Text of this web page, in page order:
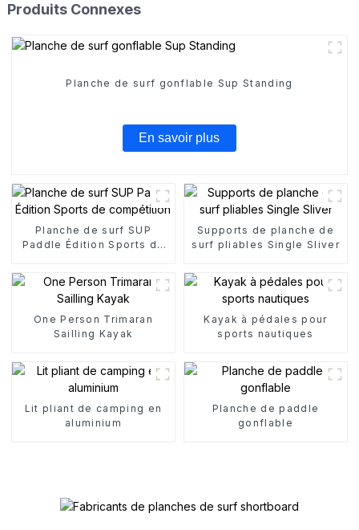
Produits Connexes
Planche de surf gonflable Sup Standing
En savoir plus
Planche de surf SUP
Paddle Édition Sports de
Supports de planche de
surf pliables Single Sliver
One Person Trimaran
Sailling Kayak
Kayak à pédales pour
sports nautiques
Lit pliant de camping en
aluminium
Planche de paddle
gonflable